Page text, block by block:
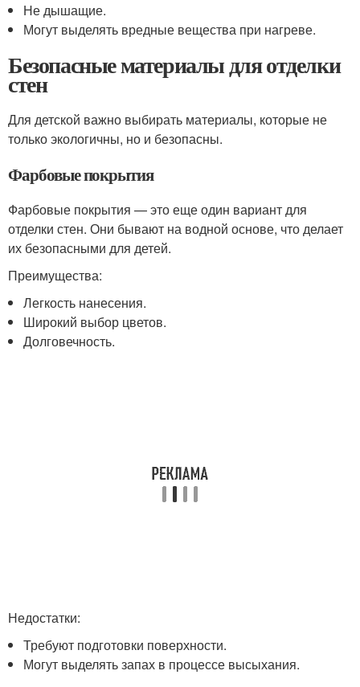
Не дышащие.
Могут выделять вредные вещества при нагреве.
Безопасные материалы для отделки
стен
Для детской важно выбирать материалы, которые не
только экологичны, но и безопасны.
Фарбовые покрытия
Фарбовые покрытия — это еще один вариант для
отделки стен. Они бывают на водной основе, что делает
их безопасными для детей.
Преимущества:
Легкость нанесения.
Широкий выбор цветов.
Долговечность.
Недостатки:
Требуют подготовки поверхности.
Могут выделять запах в процессе высыхания.